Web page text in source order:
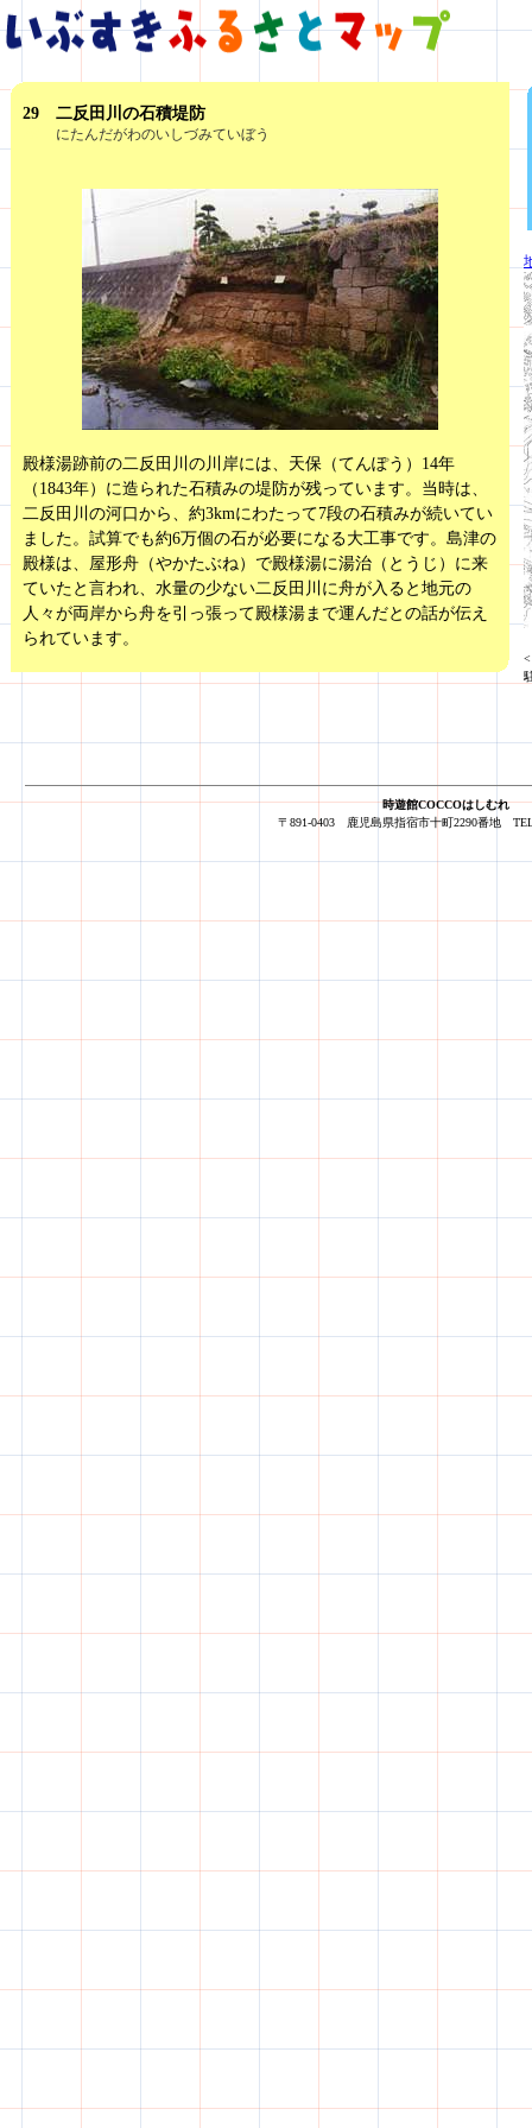
29 二反田川の石積堤防
にたんだがわのいしづみていぼう
殿様湯跡前の二反田川の川岸には、天保（てんぽう）14年
（1843年）に造られた石積みの堤防が残っています。当時は、
二反田川の河口から、約3kmにわたって7段の石積みが続いてい
ました。試算でも約6万個の石が必要になる大工事です。島津の
殿様は、屋形舟（やかたぶね）で殿様湯に湯治（とうじ）に来
ていたと言われ、水量の少ない二反田川に舟が入ると地元の
人々が両岸から舟を引っ張って殿様湯まで運んだとの話が伝え
られています。
時遊館COCCOはしむれ
〒891-0403 鹿児島県指宿市十町2290番地 TEL